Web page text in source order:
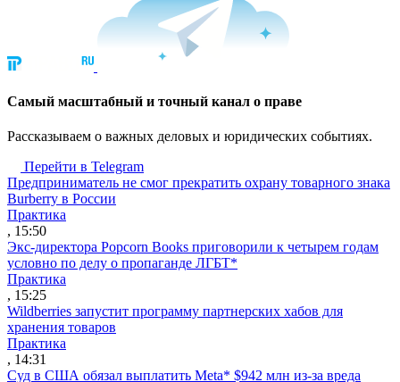
Cамый масштабный и точный канал о праве
Рассказываем о важных деловых и юридических событиях.
Перейти в Telegram
Предприниматель не смог прекратить охрану товарного знака
Burberry в России
Практика
, 15:50
Экс-директора Popcorn Books приговорили к четырем годам
условно по делу о пропаганде ЛГБТ*
Практика
, 15:25
Wildberries запустит программу партнерских хабов для
хранения товаров
Практика
, 14:31
Суд в США обязал выплатить Meta* $942 млн из-за вреда